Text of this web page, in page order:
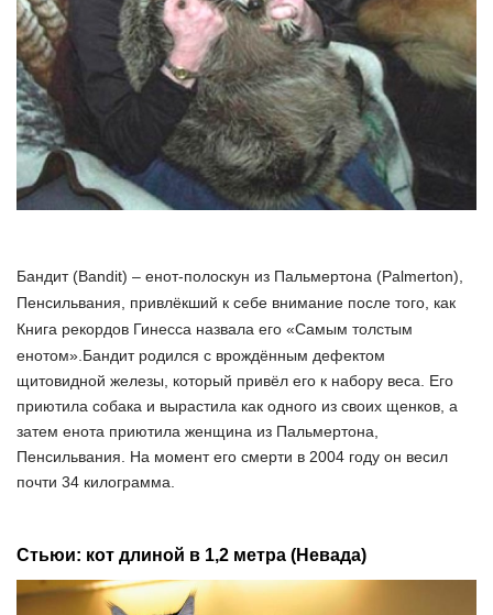
Бандит (Bandit) – енот-полоскун из Пальмертона (Palmerton),
Пенсильвания, привлёкший к себе внимание после того, как
Книга рекордов Гинесса назвала его «Самым толстым
енотом».Бандит родился с врождённым дефектом
щитовидной железы, который привёл его к набору веса. Его
приютила собака и вырастила как одного из своих щенков, а
затем енота приютила женщина из Пальмертона,
Пенсильвания. На момент его смерти в 2004 году он весил
почти 34 килограмма.
Стьюи: кот длиной в 1,2 метра (Невада)